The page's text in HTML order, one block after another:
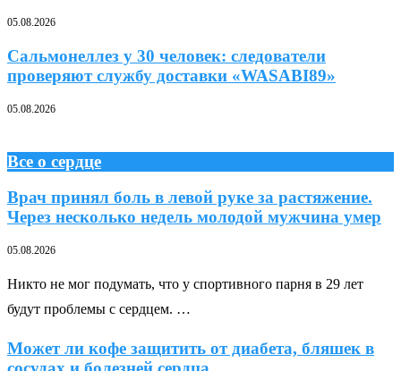
05.08.2026
Сальмонеллез у 30 человек: следователи
проверяют службу доставки «WASABI89»
05.08.2026
Все о сердце
Врач принял боль в левой руке за растяжение.
Через несколько недель молодой мужчина умер
05.08.2026
Никто не мог подумать, что у спортивного парня в 29 лет
будут проблемы с сердцем. …
Может ли кофе защитить от диабета, бляшек в